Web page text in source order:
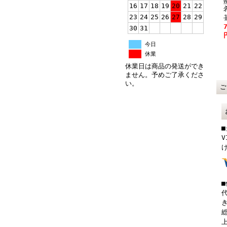
16 17 18 19 20 21 22
23 24 25 26 27 28 29
30 31
今日
休業
休業日は商品の発送ができ
ません。予めご了承くださ
い。
■
■